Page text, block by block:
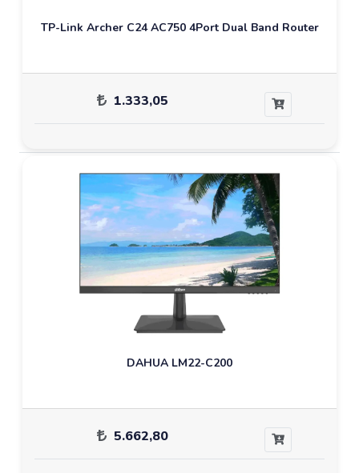
TP-Link Archer C24 AC750 4Port Dual Band Router
1.333,05
DAHUA LM22-C200
5.662,80